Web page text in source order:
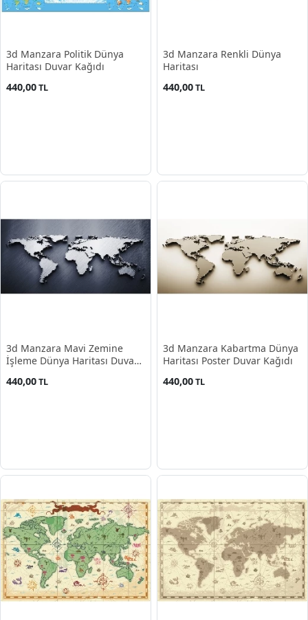
3d Manzara Politik Dünya
Haritası Duvar Kağıdı
440,00TL
3d Manzara Renkli Dünya
Haritası
440,00TL
3d Manzara Mavi Zemine
İşleme Dünya Haritası Duvar
440,00TL
3d Manzara Kabartma Dünya
Haritası Poster Duvar Kağıdı
440,00TL